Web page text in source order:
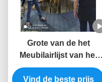
Grote van de het
Meubilairlijst van het
Capaciteitsroestvrije
staal Gouden PVD de
Vind de beste prijs